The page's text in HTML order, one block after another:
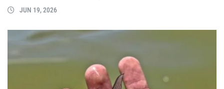
JUN 19, 2026